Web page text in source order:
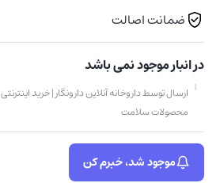
ضمانت اصالت
در انبار موجود نمی باشد
ارسال توسط داروخانه آنلاین دارونگار | خرید
محصولات سلامت
موجود شد، خبرم کن